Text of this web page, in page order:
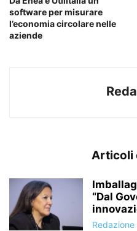
software per misurare
l’economia circolare nelle
aziende
Articoli
“Dal
Redazione